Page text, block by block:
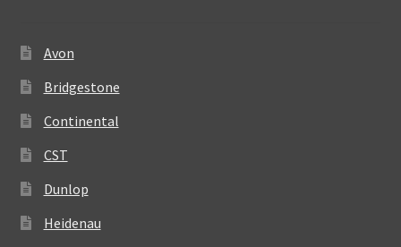
Avon
Bridgestone
Continental
CST
Dunlop
Heidenau